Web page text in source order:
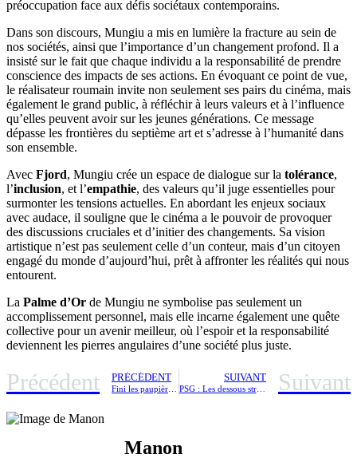
préoccupation face aux défis sociétaux contemporains.
Dans son discours, Mungiu a mis en lumière la fracture au sein de
nos sociétés, ainsi que l’importance d’un changement profond. Il a
insisté sur le fait que chaque individu a la responsabilité de prendre
conscience des impacts de ses actions. En évoquant ce point de vue,
le réalisateur roumain invite non seulement ses pairs du cinéma, mais
également le grand public, à réfléchir à leurs valeurs et à l’influence
qu’elles peuvent avoir sur les jeunes générations. Ce message
dépasse les frontières du septième art et s’adresse à l’humanité dans
son ensemble.
Avec Fjord, Mungiu crée un espace de dialogue sur la tolérance,
l’inclusion, et l’empathie, des valeurs qu’il juge essentielles pour
surmonter les tensions actuelles. En abordant les enjeux sociaux
avec audace, il souligne que le cinéma a le pouvoir de provoquer
des discussions cruciales et d’initier des changements. Sa vision
artistique n’est pas seulement celle d’un conteur, mais d’un citoyen
engagé du monde d’aujourd’hui, prêt à affronter les réalités qui nous
entourent.
La Palme d’Or de Mungiu ne symbolise pas seulement un
accomplissement personnel, mais elle incarne également une quête
collective pour un avenir meilleur, où l’espoir et la responsabilité
deviennent les pierres angulaires d’une société plus juste.
Précédent PRÉCÉDENT SUIVANT
PSG : Les dessous stratégiques de Luis Enrique avant d’affronter Arsenal Suivant
Manon